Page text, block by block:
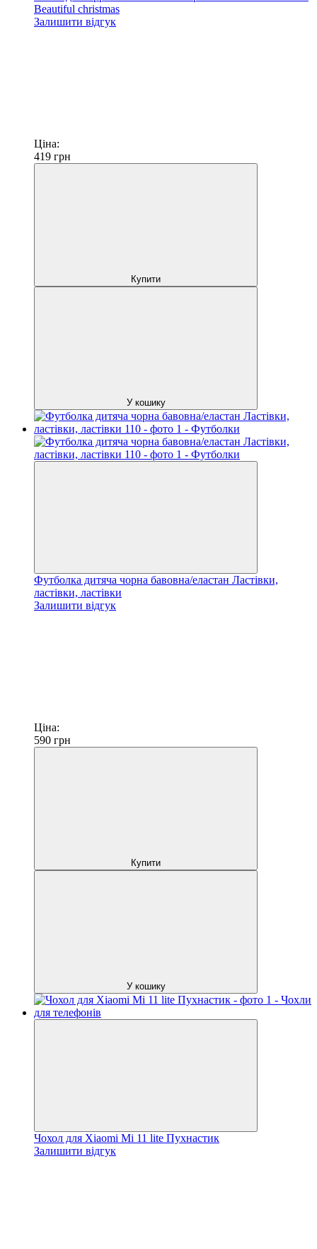
Beautiful christmas
Залишити відгук
Ціна:
419 грн
Купити
У кошику
Футболка дитяча чорна бавовна/еластан Ластівки,
ластівки, ластівки
Залишити відгук
Ціна:
590 грн
Купити
У кошику
Чохол для Xiaomi Mi 11 lite Пухнастик
Залишити відгук